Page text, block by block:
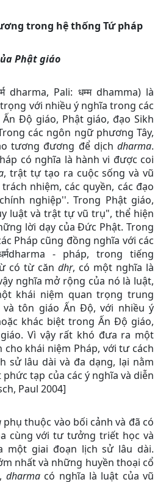
trong hệ thống Tứ pháp
Phật giáo
dharma, Pali: धम्म dhamma) là
với nhiều ý nghĩa trong các
Độ giáo, Phật giáo, đạo Sikh
các ngôn ngữ phương Tây,
tương đương để dịch dharma.
có nghĩa là hành vi được coi
, trật tự tạo ra cuộc sống và vũ
nhiệm, các quyền, các đạo
nghiệp''. Trong Phật giáo,
luật và trật tự vũ trụ", thể hiện
lời dạy của Đức Phật. Trong
Pháp cũng đồng nghĩa với các
- pháp, trong tiếng
có từ căn dhṛ, có một nghĩa là
nghĩa mở rộng của nó là luật,
khái niệm quan trọng trung
tôn giáo Ấn Độ, với nhiều ý
khác biệt trong Ấn Độ giáo,
Vì vậy rất khó đưa ra một
khái niệm Pháp, với tư cách
sử lâu dài và đa dạng, lại nằm
tạp của các ý nghĩa và diễn
Paul 2004]
phụ thuộc vào bối cảnh và đã có
cùng với tư tưởng triết học và
một giai đoạn lịch sử lâu dài.
nhất và những huyền thoại cổ
dharmacó nghĩa là luật của vũ